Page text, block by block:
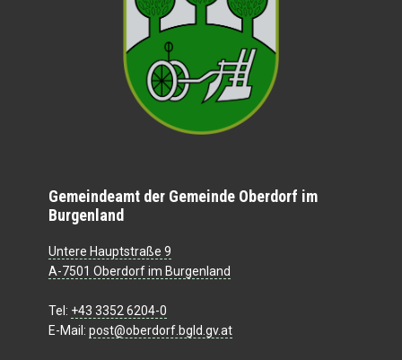
Gemeindeamt der Gemeinde Oberdorf im
Burgenland
Untere Hauptstraße 9
A-7501 Oberdorf im Burgenland
Tel: +43 3352 6204-0
E-Mail: post@oberdorf.bgld.gv.at